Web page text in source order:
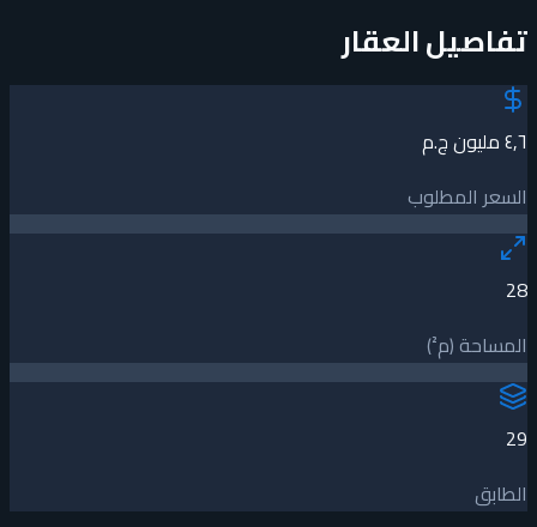
تفاصيل العقار
٤٫٦ مليون ج.م
السعر المطلوب
28
المساحة (م²)
29
الطابق